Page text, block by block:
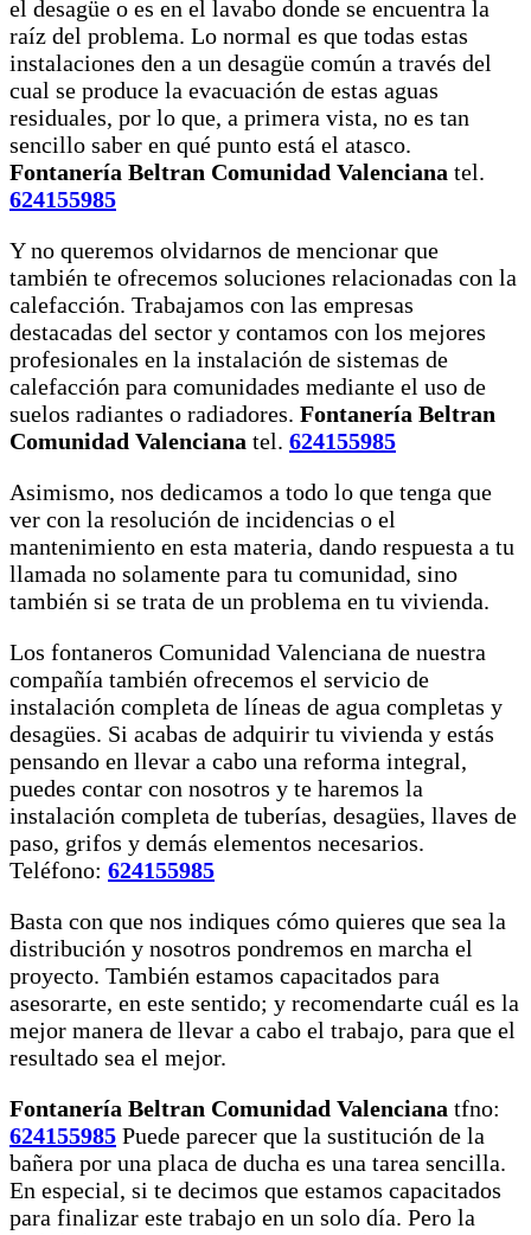
el desagüe o es en el lavabo donde se encuentra la
raíz del problema. Lo normal es que todas estas
instalaciones den a un desagüe común a través del
cual se produce la evacuación de estas aguas
residuales, por lo que, a primera vista, no es tan
sencillo saber en qué punto está el atasco.
Fontanería Beltran Comunidad Valenciana tel.
624155985
Y no queremos olvidarnos de mencionar que
también te ofrecemos soluciones relacionadas con la
calefacción. Trabajamos con las empresas
destacadas del sector y contamos con los mejores
profesionales en la instalación de sistemas de
calefacción para comunidades mediante el uso de
suelos radiantes o radiadores. Fontanería Beltran
Comunidad Valenciana tel. 624155985
Asimismo, nos dedicamos a todo lo que tenga que
ver con la resolución de incidencias o el
mantenimiento en esta materia, dando respuesta a tu
llamada no solamente para tu comunidad, sino
también si se trata de un problema en tu vivienda.
Los fontaneros Comunidad Valenciana de nuestra
compañía también ofrecemos el servicio de
instalación completa de líneas de agua completas y
desagües. Si acabas de adquirir tu vivienda y estás
pensando en llevar a cabo una reforma integral,
puedes contar con nosotros y te haremos la
instalación completa de tuberías, desagües, llaves de
paso, grifos y demás elementos necesarios.
Teléfono: 624155985
Basta con que nos indiques cómo quieres que sea la
distribución y nosotros pondremos en marcha el
proyecto. También estamos capacitados para
asesorarte, en este sentido; y recomendarte cuál es la
mejor manera de llevar a cabo el trabajo, para que el
resultado sea el mejor.
Fontanería Beltran Comunidad Valenciana tfno:
624155985 Puede parecer que la sustitución de la
bañera por una placa de ducha es una tarea sencilla.
En especial, si te decimos que estamos capacitados
para finalizar este trabajo en un solo día. Pero la